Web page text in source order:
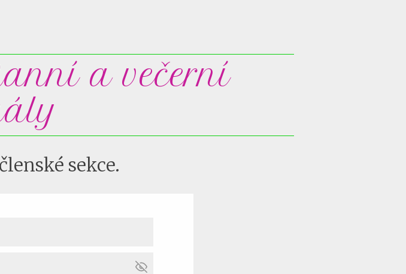
a večerní
sekce.